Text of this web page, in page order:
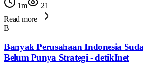
1m
21
Read more
B
Banyak Perusahaan Indonesia
Belum Punya Strategi - detikInet